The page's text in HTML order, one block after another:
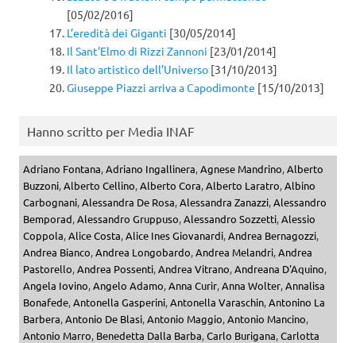
[05/02/2016]
L’eredità dei Giganti [30/05/2014]
Il Sant’Elmo di Rizzi Zannoni [23/01/2014]
Il lato artistico dell’Universo [31/10/2013]
Giuseppe Piazzi arriva a Capodimonte [15/10/2013]
Hanno scritto per Media INAF
Adriano Fontana,Adriano Ingallinera,Agnese Mandrino,Alberto
Buzzoni,Alberto Cellino,Alberto Cora,Alberto Laratro,Albino
Carbognani,Alessandra De Rosa,Alessandra Zanazzi,Alessandro
Bemporad,Alessandro Gruppuso,Alessandro Sozzetti,Alessio
Coppola,Alice Costa,Alice Ines Giovanardi,Andrea Bernagozzi,
Andrea Bianco,Andrea Longobardo,Andrea Melandri,Andrea
Pastorello,Andrea Possenti,Andrea Vitrano,Andreana D'Aquino,
Angela Iovino,Angelo Adamo,Anna Curir,Anna Wolter,Annalisa
Bonafede,Antonella Gasperini,Antonella Varaschin,Antonino La
Barbera,Antonio De Blasi,Antonio Maggio,Antonio Mancino,
Antonio Marro, Benedetta Dalla Barba,Carlo Burigana,Carlotta